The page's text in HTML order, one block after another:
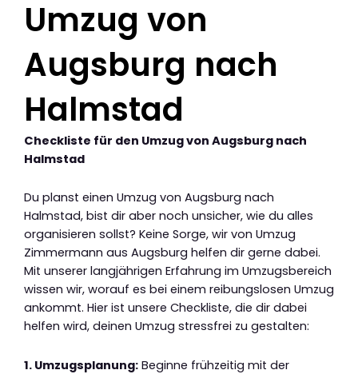
Umzug von
Augsburg nach
Halmstad
Checkliste für den Umzug von Augsburg nach
Halmstad
Du planst einen Umzug von Augsburg nach
Halmstad, bist dir aber noch unsicher, wie du alles
organisieren sollst? Keine Sorge, wir von Umzug
Zimmermann aus Augsburg helfen dir gerne dabei.
Mit unserer langjährigen Erfahrung im Umzugsbereich
wissen wir, worauf es bei einem reibungslosen Umzug
ankommt. Hier ist unsere Checkliste, die dir dabei
helfen wird, deinen Umzug stressfrei zu gestalten:
1. Umzugsplanung: Beginne frühzeitig mit der